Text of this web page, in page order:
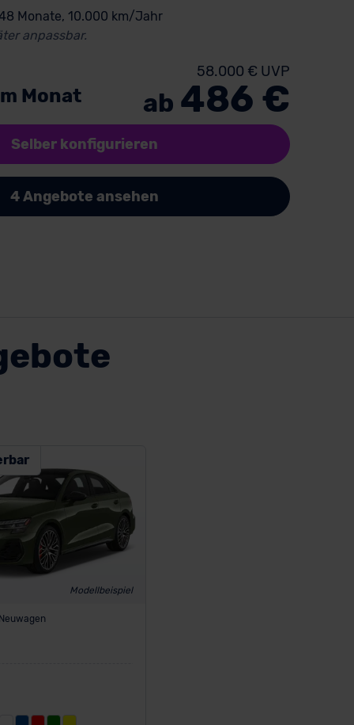
Monate, 10.000 km/Jahr
anpassbar.
Monat
58.000 € UVP
ab 486 €
Selber konfigurieren
4 Angebote ansehen
Modellbeispiel